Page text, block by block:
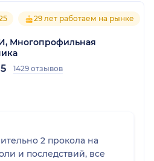
29 лет работаем на рынке
Многопрофильная
1429 отзывов
2 прокола на